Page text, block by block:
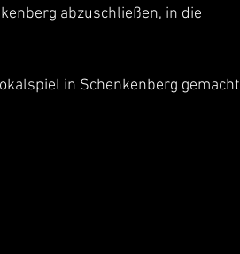
abzuschließen, in die
in Schenkenberg gemacht